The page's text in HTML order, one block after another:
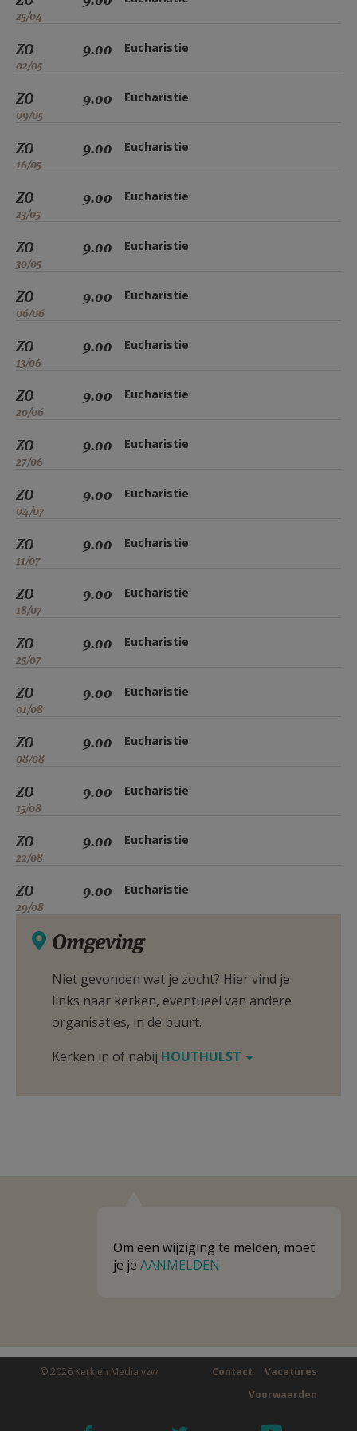
25/04
ZO
02/05
9.00 Eucharistie
ZO
09/05
9.00 Eucharistie
ZO
16/05
9.00 Eucharistie
ZO
23/05
9.00 Eucharistie
ZO
30/05
9.00 Eucharistie
ZO
06/06
9.00 Eucharistie
ZO
13/06
9.00 Eucharistie
ZO
20/06
9.00 Eucharistie
ZO
27/06
9.00 Eucharistie
ZO
04/07
9.00 Eucharistie
ZO
11/07
9.00 Eucharistie
ZO
18/07
9.00 Eucharistie
ZO
25/07
9.00 Eucharistie
ZO
01/08
9.00 Eucharistie
ZO
08/08
9.00 Eucharistie
ZO
15/08
9.00 Eucharistie
ZO
22/08
9.00 Eucharistie
ZO
29/08
9.00 Eucharistie
Omgeving
Niet gevonden wat je zocht? Hier vind je
links naar kerken, eventueel van andere
organisaties, in de buurt.
Kerken in of nabij HOUTHULST
Om een wijziging te melden, moet
je je AANMELDEN
© 2026 Kerk en Media vzw Vacatures
Contact
Voorwaarden